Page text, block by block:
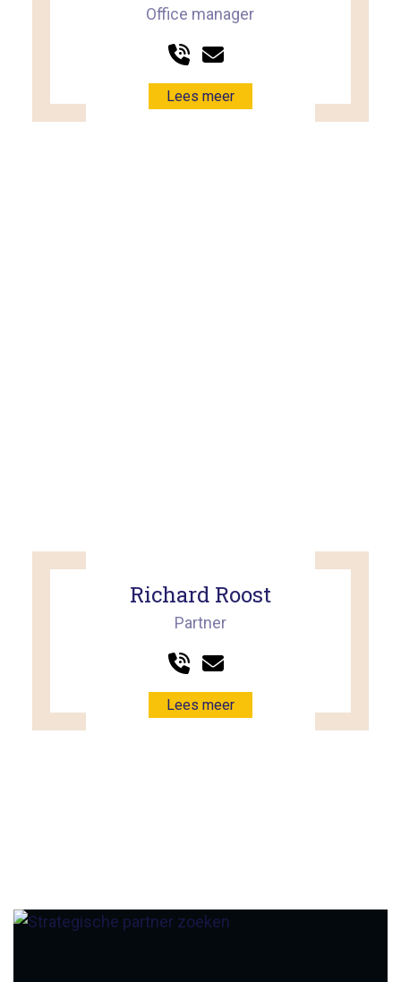
Office manager
Lees meer
Richard Roost
Partner
Lees meer